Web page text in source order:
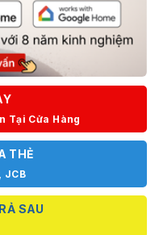
Tại Cửa Hàng
THẺ
JCB
SAU